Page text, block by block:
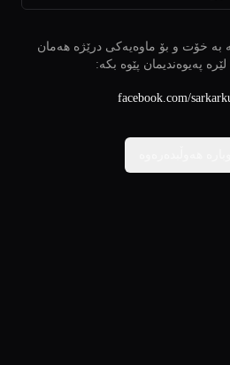
بە خۆت و بۆ ماوەیەکی درێژە هەمان
پەیوەندیمان پێوە بکە:
facebook.com/